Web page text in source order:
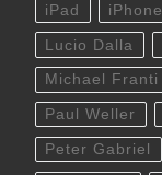
iPad iPhone
Lucio Dalla
Michael Franti
Paul Weller
Peter Gabriel